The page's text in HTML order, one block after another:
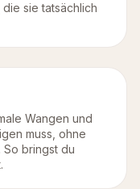
sie tatsächlich
Wangen und
muss, ohne
bringst du